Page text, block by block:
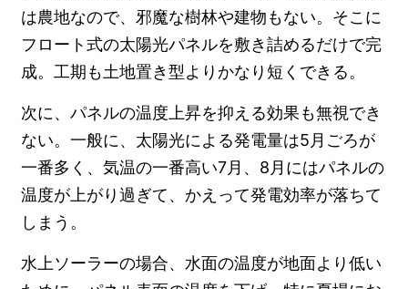
は農地なので、邪魔な樹林や建物もない。そこに
フロート式の太陽光パネルを敷き詰めるだけで完
成。工期も土地置き型よりかなり短くできる。
次に、パネルの温度上昇を抑える効果も無視でき
ない。一般に、太陽光による発電量は5月ごろが
一番多く、気温の一番高い7月、8月にはパネルの
温度が上がり過ぎて、かえって発電効率が落ちて
しまう。
水上ソーラーの場合、水面の温度が地面より低い